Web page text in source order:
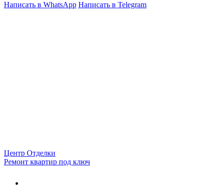
Написать в WhatsApp Написать в Telegram
Центр Отделки
Ремонт квартир под ключ